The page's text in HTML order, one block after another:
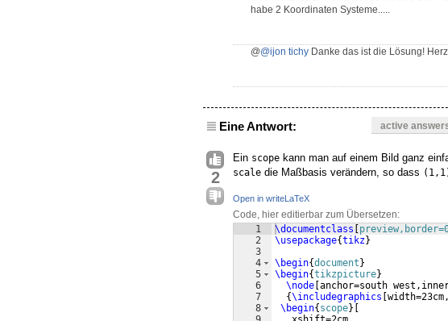
habe 2 Koordinaten Systeme.....
@@ijon tichy Danke das ist die Lösung!
Eine Antwort: active
2
Ein scope kann man auf einem Bild ganz
scale die Maßbasis verändern, so dass
Open in writeLaTeX
Code, hier editierbar zum Übersetzen:
1
2
3
4
5
6
7
8
\documentclass
\usepackage{tikz}
\begin{document }
\begin{tikzpicture}
\node anchor=south
{\includegraphics
\begin{ scope}